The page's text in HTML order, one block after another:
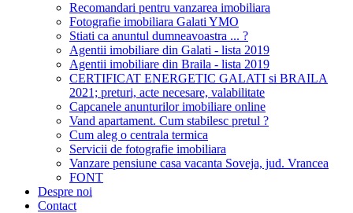
Recomandari pentru vanzarea imobiliara
Fotografie imobiliara Galati YMO
Stiati ca anuntul dumneavoastra ... ?
Agentii imobiliare din Galati - lista 2019
Agentii imobiliare din Braila - lista 2019
CERTIFICAT ENERGETIC GALATI si BRAILA
2021; preturi, acte necesare, valabilitate
Capcanele anunturilor imobiliare online
Vand apartament. Cum stabilesc pretul ?
Cum aleg o centrala termica
Servicii de fotografie imobiliara
Vanzare pensiune casa vacanta Soveja, jud. Vrancea
FONT
Despre noi
Contact